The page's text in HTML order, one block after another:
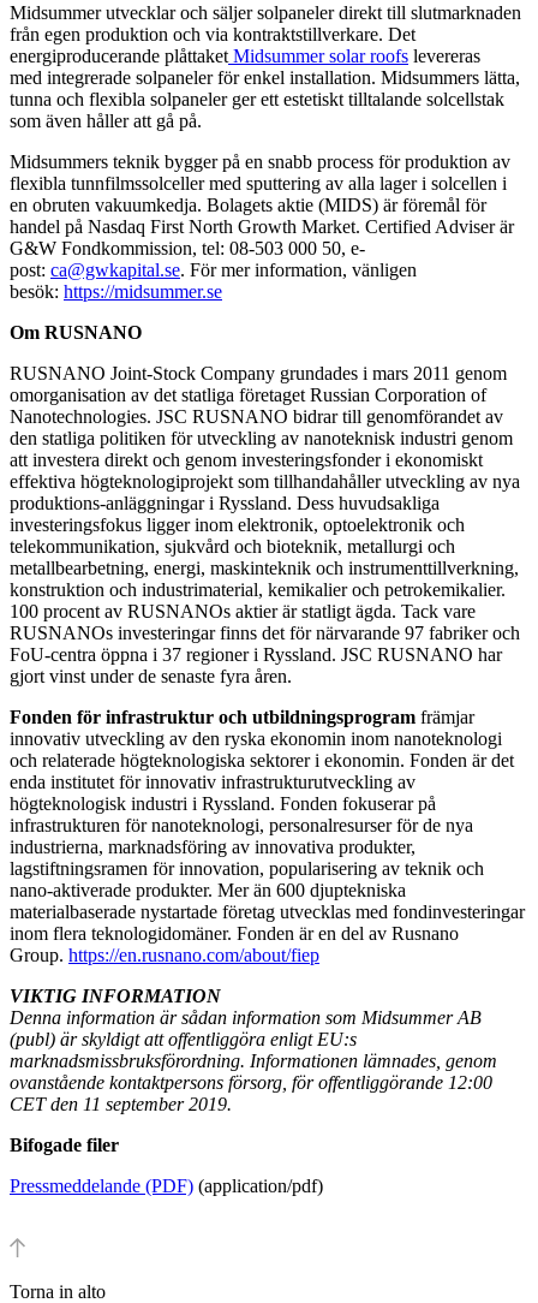
Midsummer utvecklar och säljer solpaneler direkt till slutmarknaden
från egen produktion och via kontraktstillverkare. Det
energiproducerande plåttaket Midsummer solar roofs levereras
med integrerade solpaneler för enkel installation. Midsummers lätta,
tunna och flexibla solpaneler ger ett estetiskt tilltalande solcellstak
som även håller att gå på.
Midsummers teknik bygger på en snabb process för produktion av
flexibla tunnfilmssolceller med sputtering av alla lager i solcellen i
en obruten vakuumkedja. Bolagets aktie (MIDS) är föremål för
handel på Nasdaq First North Growth Market. Certified Adviser är
G&W Fondkommission, tel: 08-503 000 50, e-
post: ca@gwkapital.se. För mer information, vänligen
besök: https://midsummer.se
Om RUSNANO
RUSNANO Joint-Stock Company grundades i mars 2011 genom
omorganisation av det statliga företaget Russian Corporation of
Nanotechnologies. JSC RUSNANO bidrar till genomförandet av
den statliga politiken för utveckling av nanoteknisk industri genom
att investera direkt och genom investeringsfonder i ekonomiskt
effektiva högteknologiprojekt som tillhandahåller utveckling av nya
produktions-anläggningar i Ryssland. Dess huvudsakliga
investeringsfokus ligger inom elektronik, optoelektronik och
telekommunikation, sjukvård och bioteknik, metallurgi och
metallbearbetning, energi, maskinteknik och instrumenttillverkning,
konstruktion och industrimaterial, kemikalier och petrokemikalier.
100 procent av RUSNANOs aktier är statligt ägda. Tack vare
RUSNANOs investeringar finns det för närvarande 97 fabriker och
FoU-centra öppna i 37 regioner i Ryssland. JSC RUSNANO har
gjort vinst under de senaste fyra åren.
Fonden för infrastruktur och utbildningsprogram främjar
innovativ utveckling av den ryska ekonomin inom nanoteknologi
och relaterade högteknologiska sektorer i ekonomin. Fonden är det
enda institutet för innovativ infrastrukturutveckling av
högteknologisk industri i Ryssland. Fonden fokuserar på
infrastrukturen för nanoteknologi, personalresurser för de nya
industrierna, marknadsföring av innovativa produkter,
lagstiftningsramen för innovation, popularisering av teknik och
nano-aktiverade produkter. Mer än 600 djuptekniska
materialbaserade nystartade företag utvecklas med fondinvesteringar
inom flera teknologidomäner. Fonden är en del av Rusnano
Group. https://en.rusnano.com/about/fiep
VIKTIG INFORMATION
Denna information är sådan information som Midsummer AB
(publ) är skyldigt att offentliggöra enligt EU:s
marknadsmissbruksförordning. Informationen lämnades, genom
ovanstående kontaktpersons försorg, för offentliggörande 12:00
CET den 11 september 2019.
Bifogade filer
Pressmeddelande (PDF) (application/pdf)
Torna in alto